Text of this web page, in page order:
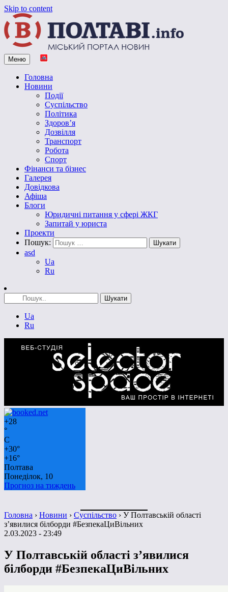
Skip to content
Vpoltave.info
Полтавський портал новин
Меню
Головна
Новини
Події
Суспільство
Політика
Здоров’я
Дозвілля
Транспорт
Робота
Спорт
Фінанси та бізнес
Галерея
Довідкова
Афіша
Блоги
Юридичні питання у сфері ЖКГ
Запитай у юриста
Проекти
Пошук:
asd
Ua
Ru
Ua
Ru
+28
°
C
+30°
+16°
Полтава
Понеділок, 10
Прогноз на тиждень
Головна › Новини › Суспільство › У Полтавській області
з’явилися білборди #БезпекаЦиВільних
2.03.2023 - 23:49
У Полтавській області з’явилися
білборди #БезпекаЦиВільних